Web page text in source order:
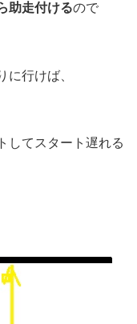
助走付けるので
に行けば、
してスタート遅れる